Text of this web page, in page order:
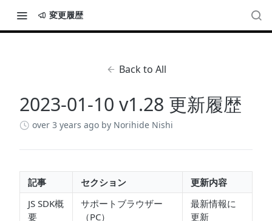
変更履歴
Back to All
2023-01-10 v1.28 更新履歴
over 3 years ago by Norihide Nishi
記事 セクション
更新内容
JS SDK概
要
サポートブラウザー
（PC）
最新情報に
更新